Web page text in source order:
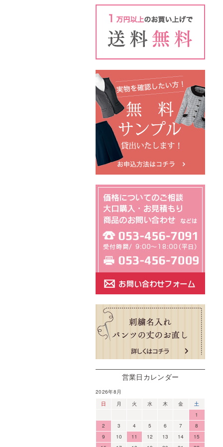
営業日カレンダー
2026年8月
日
月 火 水 木 金
土
1
2
3 4 5 6 7
8
9
10 11 12 13 14
15